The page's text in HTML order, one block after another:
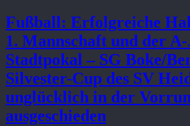
Fußball: Erfolgreiche
1. Mannschaft und der
Stadtpokal – SG Boke/
Silvester-Cup des SV
unglücklich in der
ausgeschieden